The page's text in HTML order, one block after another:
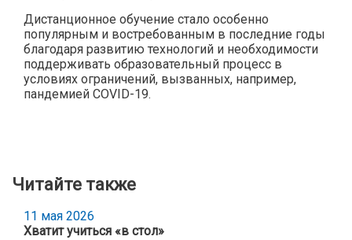
Дистанционное обучение стало особенно
популярным и востребованным в последние годы
благодаря развитию технологий и необходимости
поддерживать образовательный процесс в
условиях ограничений, вызванных, например,
пандемией COVID-19.
Читайте также
11 мая 2026
Хватит учиться «в стол»